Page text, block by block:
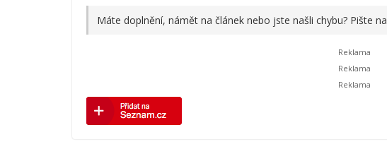
Máte doplnění, námět na článek nebo jste našli chybu? Pište na